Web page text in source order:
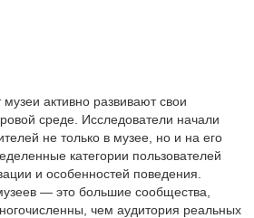
активно развивают свои
среде. Исследователи начали
не только в музее, но и на его
категории пользователей
и особенностей поведения.
— это большие сообщества,
чем аудитория реальных